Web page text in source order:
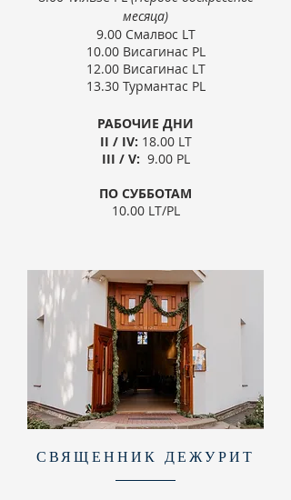
месяца)
9.00 Смалвос LT
10.00 Висагинас PL
12.00 Висагинас LT
13.30 Турмантас PL
РАБОЧИЕ ДНИ
II / IV: 18.00 LT
III / V: 9.00 PL
ПО СУББОТАМ​
10.00 LT/PL
СВЯЩЕННИК ДЕЖУРИТ